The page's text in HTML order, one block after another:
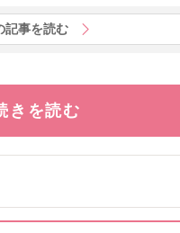
記事を読む
きを読む